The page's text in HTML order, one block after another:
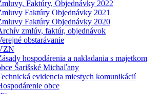
Faktúry, Objednávky 2022
Faktúry Objednávky 2021
Faktúry Objednávky 2020
zmlúv, faktúr, objednávok
obstarávanie
hospodárenia a nakladania s majetkom
Šarišské Michaľany
evidencia miestych komunikácií
obce